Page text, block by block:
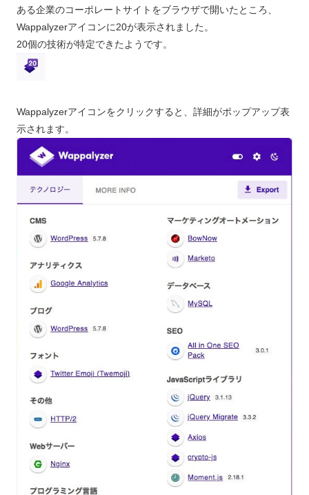
ある企業のコーポレートサイトをブラウザで開いたところ、
Wappalyzerアイコンに20が表示されました。
20個の技術が特定できたようです。
Wappalyzerアイコンをクリックすると、詳細がポップアップ表
示されます。